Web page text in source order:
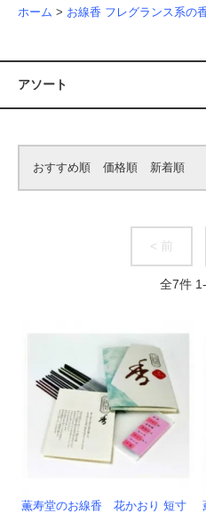
ホーム > お線香 フレグランス系の
アソート
おすすめ順 価格順 新着順
< 前
全7件 1-
薫寿堂のお線香 花かおり 短寸